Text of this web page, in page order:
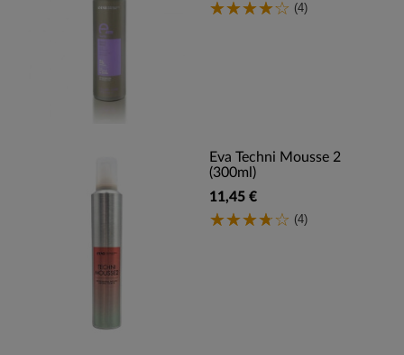
(4)
Eva Techni Mousse 2
(300ml)
11,45 €
(4)